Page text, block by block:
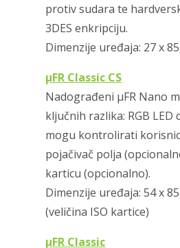
protiv sudara te
3DES enkripciju.
Dimenzije uređaja: 27 x
μFR Classic CS
Nadograđeni μFR Nano
ključnih razlika: RGB LED
mogu kontrolirati
pojačivač polja
karticu (opcionalno).
Dimenzije uređaja: 54 x
(veličina ISO kartice)
μFR Classic